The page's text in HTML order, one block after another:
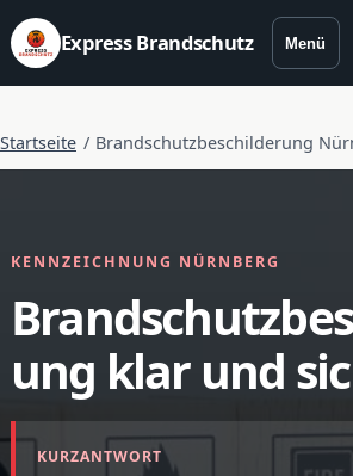
Express Brandschutz Menü
Startseite / Brandschutzbeschilderung
KENNZEICHNUNG NÜRNBERG
ung klar und
KURZANTWORT